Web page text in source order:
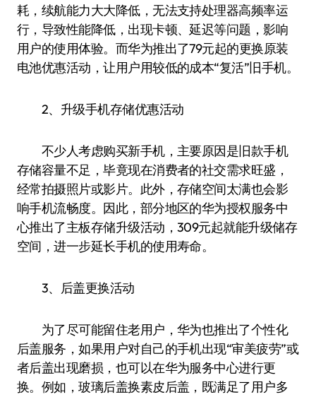
耗，续航能力大大降低，无法支持处理器高频率运
行，导致性能降低，出现卡顿、延迟等问题，影响
用户的使用体验。而华为推出了79元起的更换原装
电池优惠活动，让用户用较低的成本“复活”旧手机。
2、升级手机存储优惠活动
不少人考虑购买新手机，主要原因是旧款手机
存储容量不足，毕竟现在消费者的社交需求旺盛，
经常拍摄照片或影片。此外，存储空间太满也会影
响手机流畅度。因此，部分地区的华为授权服务中
心推出了主板存储升级活动，309元起就能升级储存
空间，进一步延长手机的使用寿命。
3、后盖更换活动
为了尽可能留住老用户，华为也推出了个性化
后盖服务，如果用户对自己的手机出现“审美疲劳”或
者后盖出现磨损，也可以在华为服务中心进行更
换。例如，玻璃后盖换素皮后盖，既满足了用户多